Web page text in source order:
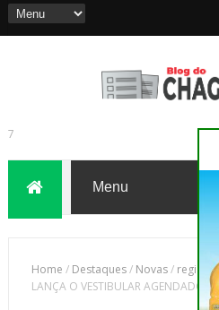
7
Home / Destaques/ Novas/ região /
LANÇA O VESTIBULAR AGENDADO DE